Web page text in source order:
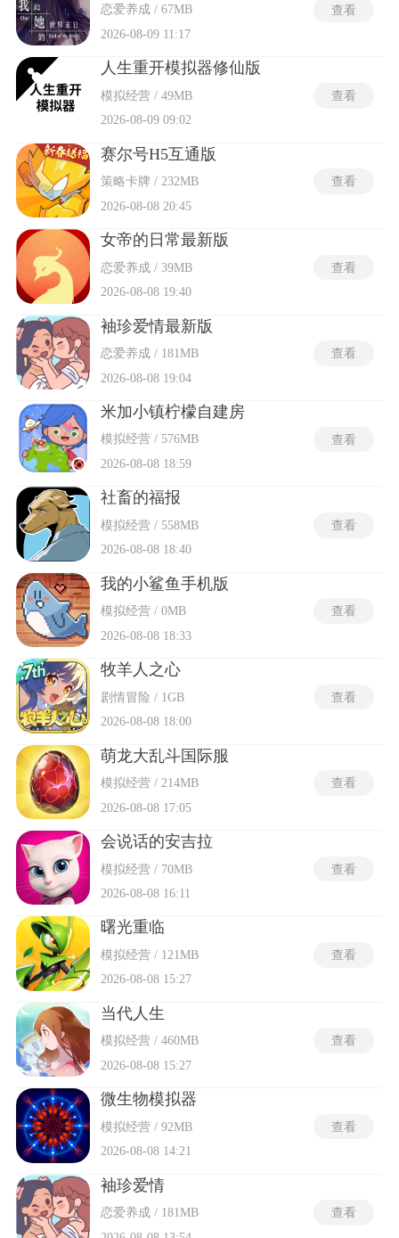
恋爱养成 / 67MB
2026-08-09 11:17
查看
人生重开模拟器修仙版
模拟经营 / 49MB
2026-08-09 09:02
查看
赛尔号H5互通版
策略卡牌 / 232MB
2026-08-08 20:45
查看
女帝的日常最新版
恋爱养成 / 39MB
2026-08-08 19:40
查看
袖珍爱情最新版
恋爱养成 / 181MB
2026-08-08 19:04
查看
米加小镇柠檬自建房
模拟经营 / 576MB
2026-08-08 18:59
查看
社畜的福报
模拟经营 / 558MB
2026-08-08 18:40
查看
我的小鲨鱼手机版
模拟经营 / 0MB
2026-08-08 18:33
查看
牧羊人之心
剧情冒险 / 1GB
2026-08-08 18:00
查看
萌龙大乱斗国际服
模拟经营 / 214MB
2026-08-08 17:05
查看
会说话的安吉拉
模拟经营 / 70MB
2026-08-08 16:11
查看
曙光重临
模拟经营 / 121MB
2026-08-08 15:27
查看
当代人生
模拟经营 / 460MB
2026-08-08 15:27
查看
微生物模拟器
模拟经营 / 92MB
2026-08-08 14:21
查看
袖珍爱情
恋爱养成 / 181MB
查看